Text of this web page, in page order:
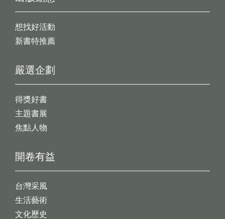
想找好活動
新書特推薦
開卷有益
台灣采風
生活藝術
文化歷史
嚴選企劃
得獎好書
主題書展
焦點人物